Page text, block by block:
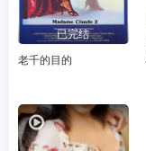
已完结
老千的目的